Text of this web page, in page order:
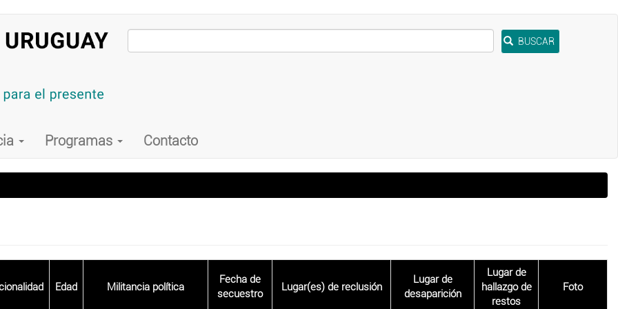
BUSCAR
Programas Contacto
Edad Militancia política
Fecha de
secuestro
Lugar(es) de reclusión
Lugar de
desaparición
Lugar de
hallazgo de
restos
Foto